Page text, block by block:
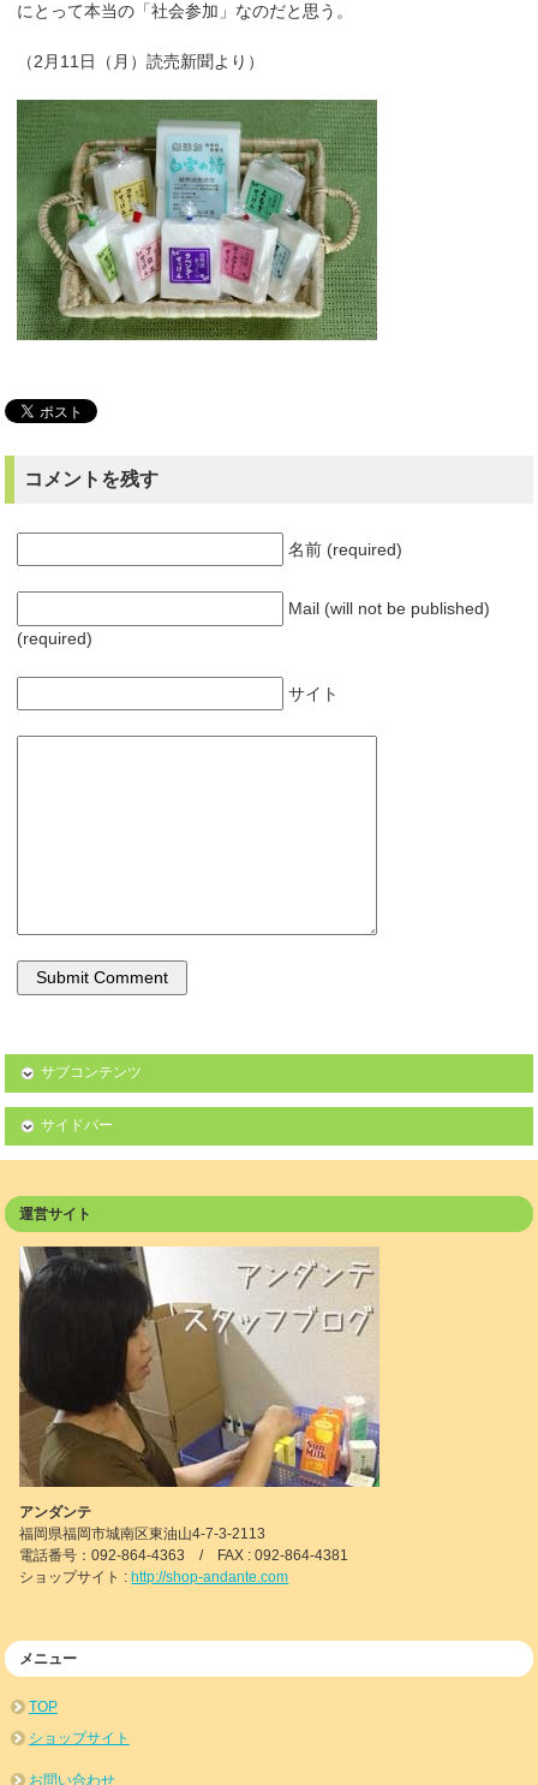
にとって本当の「社会参加」なのだと思う。
（2月11日（月）読売新聞より）
コメントを残す
名前 (required)
Mail (will not be published)
(required)
サイト
サブコンテンツ
サイドバー
運営サイト
アンダンテ
福岡県福岡市城南区東油山4-7-3-2113
電話番号：092-864-4363 / FAX : 092-864-4381
ショップサイト :http://shop-andante.com
メニュー
TOP
ショップサイト
お問い合わせ